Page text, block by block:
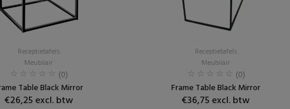
Receptietafels
Meubilair
(0)
Table Black Mirror
€26,25 excl. btw
Receptietafels
Meubilair
(0)
Frame Table Black Mirror
€36,75 excl. btw